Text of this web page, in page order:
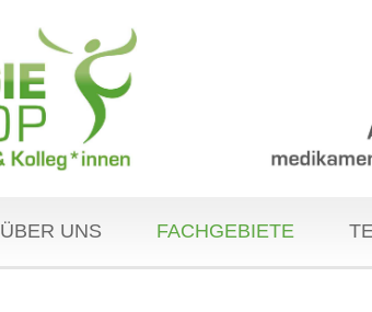
ÜBER UNS FACHGEBIETE